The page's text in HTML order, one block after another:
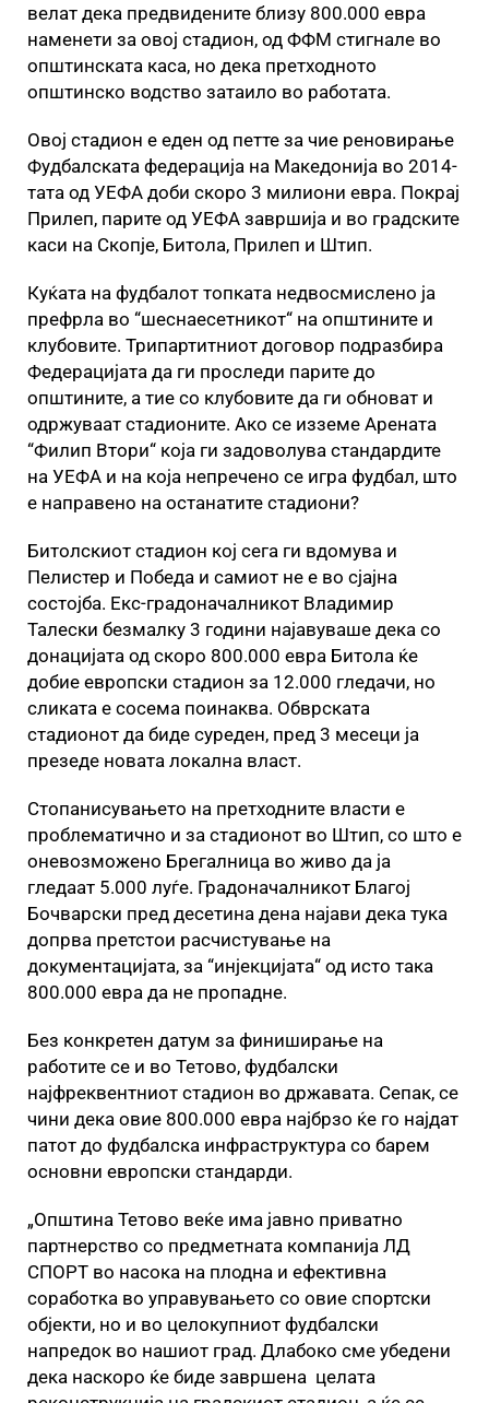
велат дека предвидените близу 800.000 евра
наменети за овој стадион, од ФФМ стигнале во
општинската каса, но дека претходното
општинско водство затаило во работата.
Овој стадион е еден од петте за чие реновирање
Фудбалската федерација на Македонија во 2014-
тата од УЕФА доби скоро 3 милиони евра. Покрај
Прилеп, парите од УЕФА завршија и во градските
каси на Скопје, Битола, Прилеп и Штип.
Куќата на фудбалот топката недвосмислено ја
префрла во “шеснаесетникот“ на општините и
клубовите. Трипартитниот договор подразбира
Федерацијата да ги проследи парите до
општините, а тие со клубовите да ги обноват и
одржуваат стадионите. Ако се изземе Арената
“Филип Втори“ која ги задоволува стандардите
на УЕФА и на која непречено се игра фудбал, што
е направено на останатите стадиони?
Битолскиот стадион кој сега ги вдомува и
Пелистер и Победа и самиот не е во сјајна
состојба. Екс-градоначалникот Владимир
Талески безмалку 3 години најавуваше дека со
донацијата од скоро 800.000 евра Битола ќе
добие европски стадион за 12.000 гледачи, но
сликата е сосема поинаква. Обврската
стадионот да биде суреден, пред 3 месеци ја
презеде новата локална власт.
Стопанисувањето на претходните власти е
проблематично и за стадионот во Штип, со што е
оневозможено Брегалница во живо да ја
гледаат 5.000 луѓе. Градоначалникот Благој
Бочварски пред десетина дена најави дека тука
допрва претстои расчистување на
документацијата, за “инјекцијата“ од исто така
800.000 евра да не пропадне.
Без конкретен датум за финиширање на
работите се и во Тетово, фудбалски
најфреквентниот стадион во државата. Сепак, се
чини дека овие 800.000 евра најбрзо ќе го најдат
патот до фудбалска инфраструктура со барем
основни европски стандарди.
„Општина Тетово веќе има јавно приватно
партнерство со предметната компанија ЛД
СПОРТ во насока на плодна и ефективна
соработка во управувањето со овие спортски
објекти, но и во целокупниот фудбалски
напредок во нашиот град. Длабоко сме убедени
дека наскоро ќе биде завршена целата